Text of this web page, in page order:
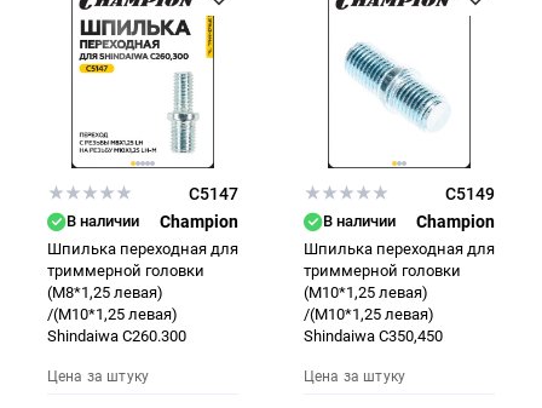
C5147
В наличии Champion
Шпилька переходная для
триммерной головки
(М8*1,25 левая)
/(М10*1,25 левая)
Shindaiwa C260.300
Цена за штуку
C5149
В наличии Champion
Шпилька переходная для
триммерной головки
(М10*1,25 левая)
/(М10*1,25 левая)
Shindaiwa C350,450
Цена за штуку